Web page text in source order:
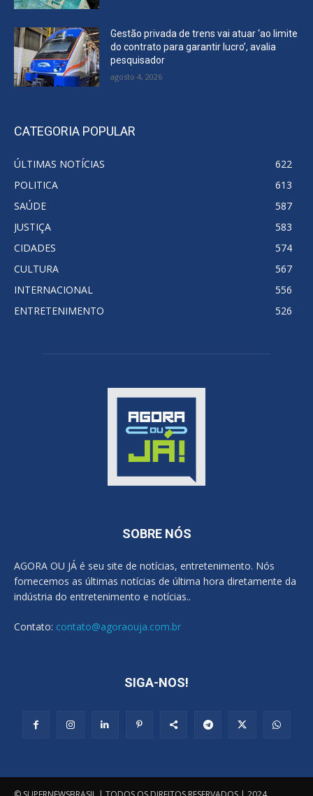
Gestão privada de trens vai atuar ‘ao limite
do contrato para garantir lucro’, avalia
pesquisador
agosto 4, 2026
CATEGORIA POPULAR
ÚLTIMAS NOTÍCIAS
622
POLITICA
613
SAÚDE
587
JUSTIÇA
583
CIDADES
574
CULTURA
567
INTERNACIONAL
556
ENTRETENIMENTO
526
SOBRE NÓS
AGORA OU JÁ é seu site de notícias, entretenimento. Nós
fornecemos as últimas notícias de última hora diretamente da
indústria do entretenimento e notícias..
Contato: contato@agoraouja.com.br
SIGA-NOS!